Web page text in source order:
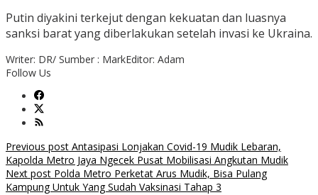
Putin diyakini terkejut dengan kekuatan dan luasnya
sanksi barat yang diberlakukan setelah invasi ke Ukraina.
Writer: DR/ Sumber : MarkEditor: Adam
Follow Us
Post
navigation
Previous post Antasipasi Lonjakan Covid-19 Mudik Lebaran,
Kapolda Metro Jaya Ngecek Pusat Mobilisasi Angkutan Mudik
Next post Polda Metro Perketat Arus Mudik, Bisa Pulang
Kampung Untuk Yang Sudah Vaksinasi Tahap 3